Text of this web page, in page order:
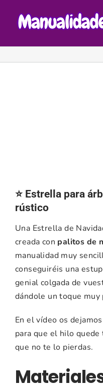
contenido
⭐ Estrella para
rústico
Una Estrella de
creada con palitos de
manualidad muy
conseguiréis una
genial colgada de
dándole un toque muy
En el vídeo os
para que el hilo
que no te lo pierdas.